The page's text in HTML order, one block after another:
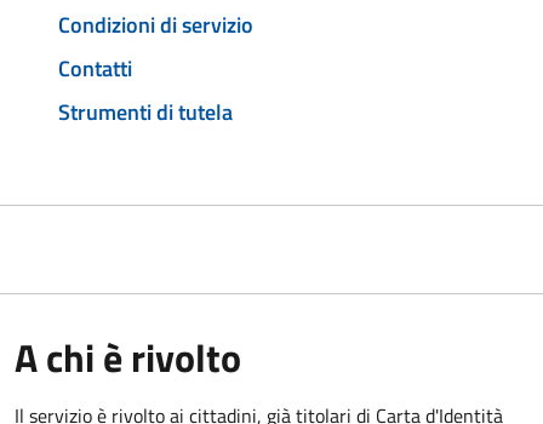
Condizioni di servizio
Contatti
Strumenti di tutela
A chi è rivolto
Il servizio è rivolto ai cittadini, già titolari di Carta d'Identità